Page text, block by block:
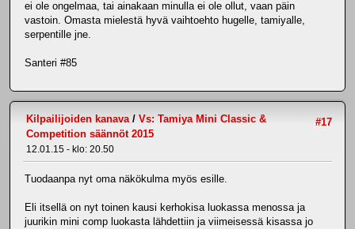
ei ole ongelmaa, tai ainakaan minulla ei ole ollut, vaan päin
vastoin. Omasta mielestä hyvä vaihtoehto hugelle, tamiyalle,
serpentille jne.
Santeri #85
#17
Kilpailijoiden kanava / Vs: Tamiya Mini Classic &
Competition säännöt 2015
12.01.15 - klo: 20.50
Tuodaanpa nyt oma näkökulma myös esille.
Eli itsellä on nyt toinen kausi kerhokisa luokassa menossa ja
juurikin mini comp luokasta lähdettiin ja viimeisessä kisassa jo